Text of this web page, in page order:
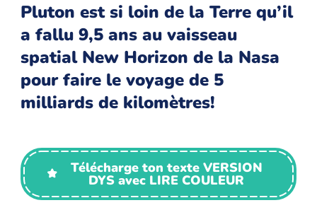
Pluton est si loin de la Terre qu’il
a fallu 9,5 ans au vaisseau
spatial New Horizon de la Nasa
pour faire le voyage de 5
milliards de kilomètres!
Télécharge ton texte VERSION
DYS avec LIRE COULEUR